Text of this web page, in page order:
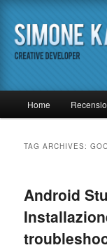
Skip
primary
content
Skip
secondary
contentSimone
Un (quasi) inutile
Home
TAG ARCHIVES:
Android